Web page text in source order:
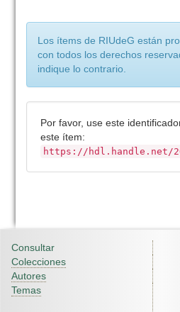
Los ítems de RIUdeG están
con todos los derechos
indique lo contrario.
Por favor, use este
este ítem:
https://hdl.handle.net/
Consultar
Colecciones
Autores
Temas